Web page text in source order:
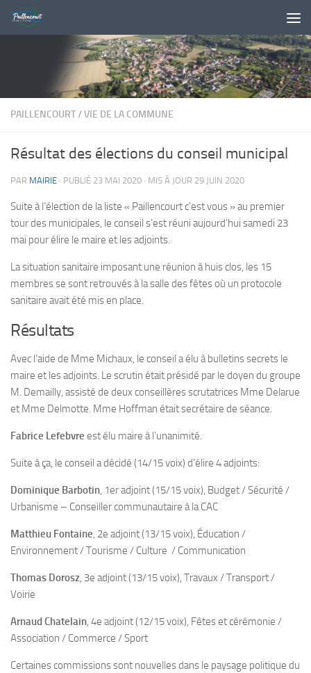
Skip to content
PAILLENCOURT/VIE DE LA COMMUNE
Résultat des élections du conseil municipal
PAR MAIRIE · PUBLIÉ 23 MAI 2020 · MIS À JOUR 29 JUIN 2020
Suite à l’élection de la liste « Paillencourt c’est vous » au premier
tour des municipales, le conseil s’est réuni aujourd’hui samedi 23
mai pour élire le maire et les adjoints.
La situation sanitaire imposant une réunion à huis clos, les 15
membres se sont retrouvés à la salle des fêtes où un protocole
sanitaire avait été mis en place.
Résultats
Avec l’aide de Mme Michaux, le conseil a élu à bulletins secrets le
maire et les adjoints. Le scrutin était présidé par le doyen du groupe
M. Demailly, assisté de deux conseillères scrutatrices Mme Delarue
et Mme Delmotte. Mme Hoffman était secrétaire de séance.
Fabrice Lefebvre est élu maire à l’unanimité.
Suite à ça, le conseil a décidé (14/15 voix) d’élire 4 adjoints:
Dominique Barbotin, 1er adjoint (15/15 voix), Budget / Sécurité /
Urbanisme – Conseiller communautaire à la CAC
Matthieu Fontaine, 2e adjoint (13/15 voix), Éducation /
Environnement / Tourisme / Culture / Communication
Thomas Dorosz, 3e adjoint (13/15 voix), Travaux / Transport /
Voirie
Arnaud Chatelain, 4e adjoint (12/15 voix), Fêtes et cérémonie /
Association / Commerce / Sport
Certaines commissions sont nouvelles dans le paysage politique du